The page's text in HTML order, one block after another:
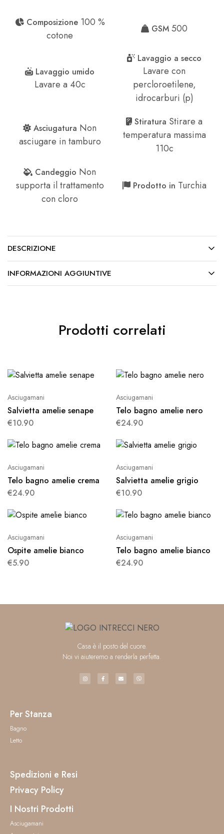
Composizione 100 %
cotone
GSM 500
Lavaggio umido
Lavare a 40c
Lavaggio a secco
Lavare con
percloroetilene,
idrocarburi (p)
Asciugatura Non
asciugare in tamburo
Stiratura Stirare a
temperatura massima
110c
Candeggio Non
supporta il trattamento
con cloro
Prodotto in Turchia
DESCRIZIONE
INFORMAZIONI AGGIUNTIVE
Prodotti correlati
Asciugamani
Salvietta amelie senape
€10.90
Asciugamani
Telo bagno amelie nero
€24.90
Asciugamani
Telo bagno amelie crema
€24.90
Asciugamani
Salvietta amelie grigio
€10.90
Asciugamani
Ospite amelie bianco
€5.90
Asciugamani
Telo bagno amelie bianco
€24.90
Casa è il posto del cuore.
Noi vi aiuteremo a renderla perfetta.
Per Stanza
Bagno
Letto
Spedizioni e Resi
Privacy Policy
I Nostri Prodotti
Asciugamani